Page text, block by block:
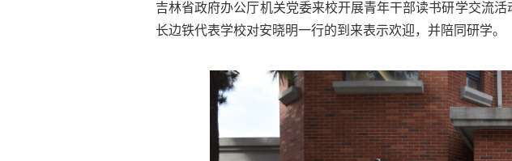
吉林省政府办公厅机关党委来校开展青年干部读书研学交流
长边铁代表学校对安晓明一行的到来表示欢迎，并陪同研学。